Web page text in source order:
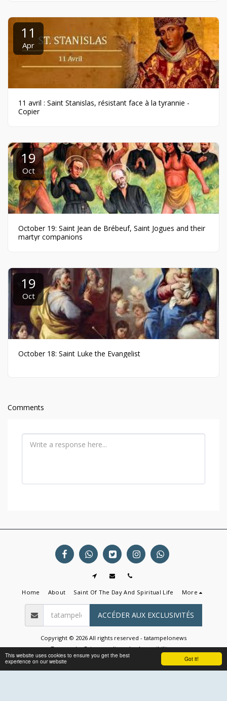
Got it!
This website uses cookies to ensure you get the best
experience on our website
11
Apr
11 avril : Saint Stanislas, résistant face à la tyrannie -
Copier
19
Oct
October 19: Saint Jean de Brébeuf, Saint Jogues and their
martyr companions
19
Oct
October 18: Saint Luke the Evangelist
Comments
Home About Saint Of The Day And Spiritual Life More
ACCÉDER AUX EXCLUSIVITÉS
Copyright © 2026 All rights reserved - tatampelonews
Terms|Privacy policy|Accessibility